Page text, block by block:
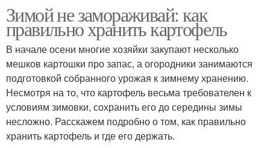
Зимой не замораживай: как
правильно хранить картофель
В начале осени многие хозяйки закупают несколько
мешков картошки про запас, а огородники занимаются
подготовкой собранного урожая к зимнему хранению.
Несмотря на то, что картофель весьма требователен к
условиям зимовки, сохранить его до середины зимы
несложно. Расскажем подробно о том, как правильно
хранить картофель и где его держать.